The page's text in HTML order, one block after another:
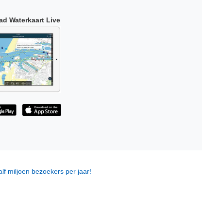
Waterkaart Live
miljoen bezoekers per jaar!